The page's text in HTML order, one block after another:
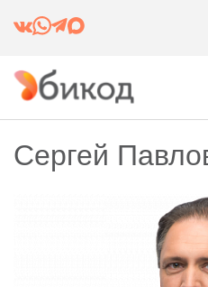
Сергей